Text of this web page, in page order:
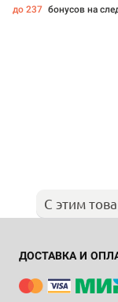
до 237 бонусов на
С этим
ДОСТАВКА И